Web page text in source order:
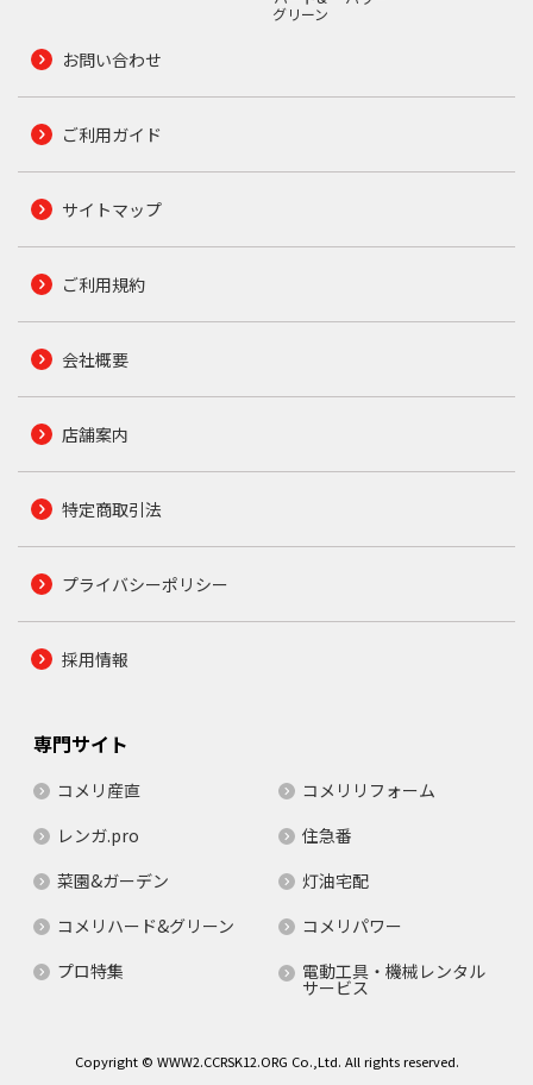
グリーン
お問い合わせ
ご利用ガイド
サイトマップ
ご利用規約
会社概要
店舗案内
特定商取引法
プライバシーポリシー
採用情報
専門サイト
コメリ産直
コメリリフォーム
レンガ.pro
住急番
菜園&ガーデン
灯油宅配
コメリハード&グリーン
コメリパワー
プロ特集
電動工具・機械レンタル
サービス
Copyright © WWW2.CCRSK12.ORG Co.,Ltd. All rights reserved.